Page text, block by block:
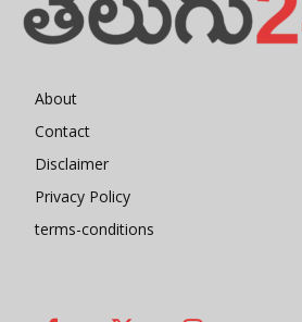
About
Contact
Disclaimer
Privacy Policy
terms-conditions